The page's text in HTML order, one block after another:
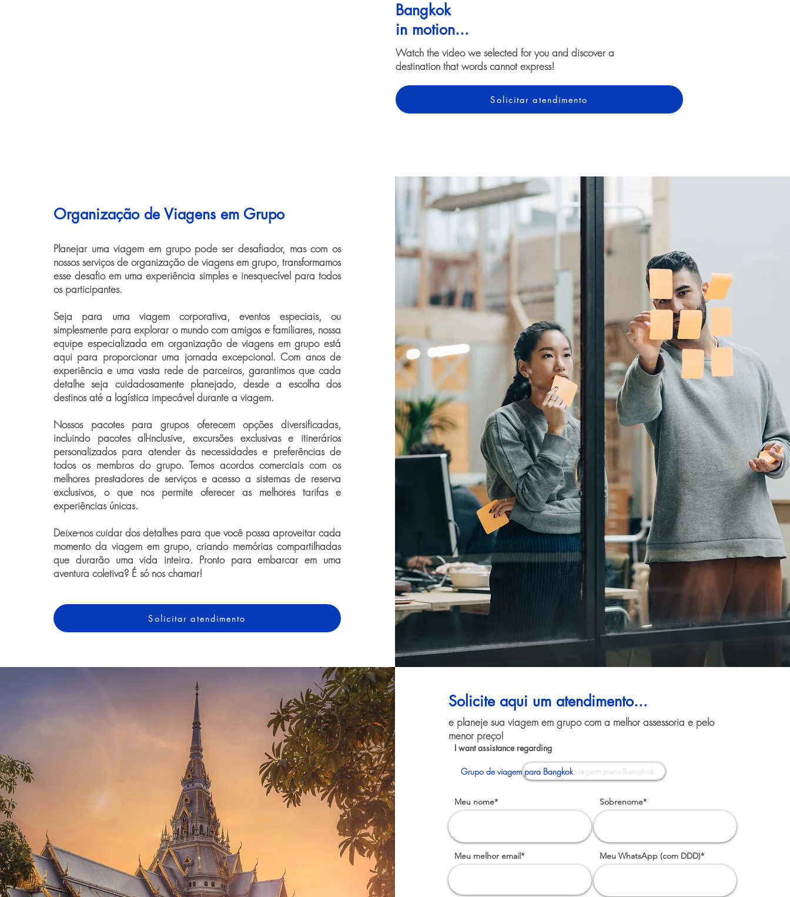
Bangkok
in motion...
Watch the video we selected for you and discover a
destination that words cannot express!
Solicitar atendimento
Organização de Viagens em Grupo
Planejar uma viagem em grupo pode ser desafiador, mas com os
nossos serviços de organização de viagens em grupo, transformamos
esse desafio em uma experiência simples e inesquecível para todos
os participantes.
Seja para uma viagem corporativa, eventos especiais, ou
simplesmente para explorar o mundo com amigos e familiares, nossa
equipe especializada em organização de viagens em grupo está
aqui para proporcionar uma jornada excepcional. Com anos de
experiência e uma vasta rede de parceiros, garantimos que cada
detalhe seja cuidadosamente planejado, desde a escolha dos
destinos até a logística impecável durante a viagem.
Nossos pacotes para grupos oferecem opções diversificadas,
incluindo pacotes all-inclusive, excursões exclusivas e itinerários
personalizados para atender às necessidades e preferências de
todos os membros do grupo. Temos acordos comerciais com os
melhores prestadores de serviços e acesso a sistemas de reserva
exclusivos, o que nos permite oferecer as melhores tarifas e
experiências únicas.
Deixe-nos cuidar dos detalhes para que você possa aproveitar cada
momento da viagem em grupo, criando memórias compartilhadas
que durarão uma vida inteira. Pronto para embarcar em uma
aventura coletiva? É só nos chamar!
Solicitar atendimento
Solicite aqui um atendimento...
e planeje sua viagem em grupo com a melhor assessoria e pelo
menor preço!
I want assistance regarding
Grupo de viagem para Bangkok
Meu nome* Sobrenome*
Meu melhor email* Meu WhatsApp (com DDD)*